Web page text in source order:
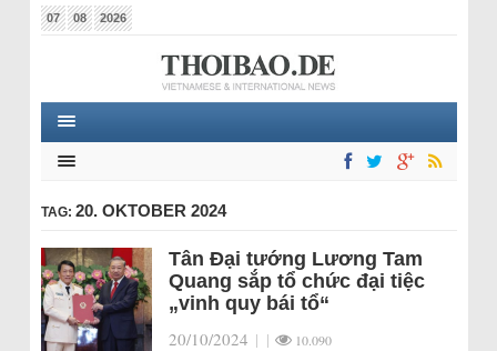
07 08 2026
TAG: 20. OKTOBER 2024
Tân Đại tướng Lương Tam
Quang sắp tổ chức đại tiệc
„vinh quy bái tổ“
20/10/2024 | | 10.090